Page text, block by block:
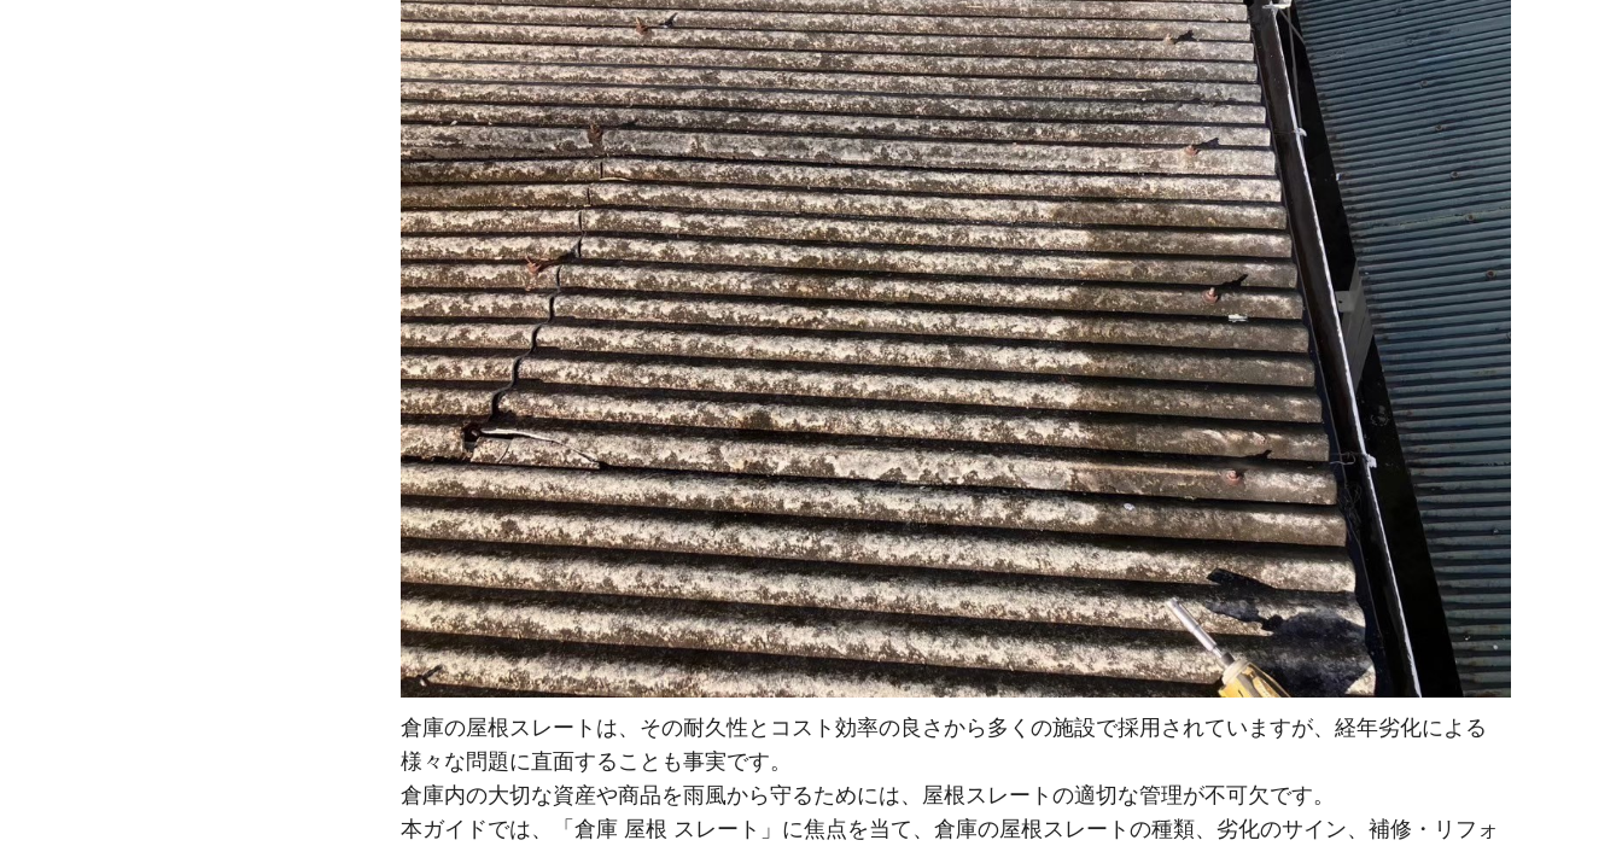
倉庫の屋根スレートは、その耐久性とコスト効率の良さから多くの施設で採用されていますが、経年劣化による
様々な問題に直面することも事実です。
倉庫内の大切な資産や商品を雨風から守るためには、屋根スレートの適切な管理が不可欠です。
本ガイドでは、「倉庫 屋根 スレート」に焦点を当て、倉庫の屋根スレートの種類、劣化のサイン、補修・リフォ